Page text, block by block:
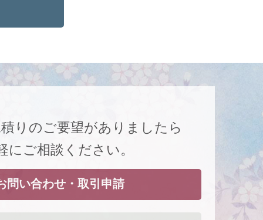
りのご要望がありましたら
にご相談ください。
問い合わせ・取引申請